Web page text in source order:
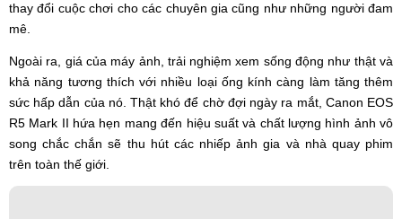
thay đổi cuộc chơi cho các chuyên gia cũng như những người đam
mê.
Ngoài ra, giá của máy ảnh, trải nghiệm xem sống động như thật và
khả năng tương thích với nhiều loại ống kính càng làm tăng thêm
sức hấp dẫn của nó. Thật khó để chờ đợi ngày ra mắt, Canon EOS
R5 Mark II hứa hẹn mang đến hiệu suất và chất lượng hình ảnh vô
song chắc chắn sẽ thu hút các nhiếp ảnh gia và nhà quay phim
trên toàn thế giới.